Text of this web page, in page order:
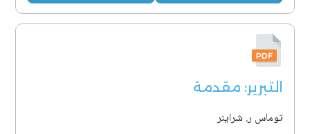
التبرير: مقدمة
توماس ر. شراينر